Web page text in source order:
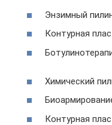
Энзимный
Контурная
Химический
Контурная